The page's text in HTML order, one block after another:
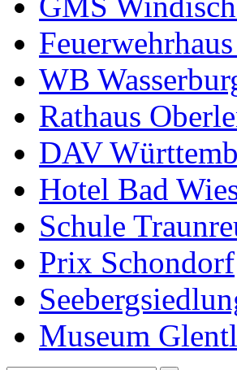
WB
Rathaus
DAV
Hotel Bad
Schule
Prix Schondorf
Museum